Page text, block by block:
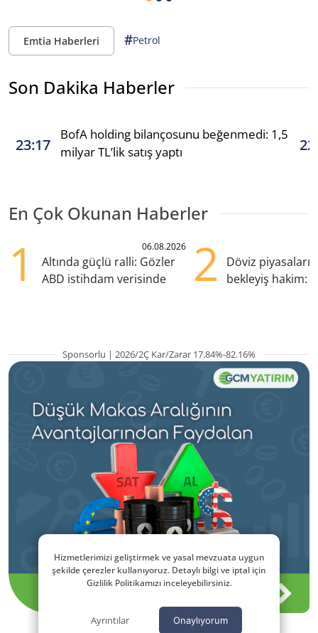
Emtia Haberleri #Petrol
Son Dakika Haberler
23:17
BofA holding bilançosunu beğenmedi: 1,5
milyar TL’lik satış yaptı
En Çok Okunan Haberler
1 06.08.2026
Altında güçlü ralli: Gözler
ABD istihdam verisinde
2
Döviz
bekleyiş hakim:
Sponsorlu | 2026/2Ç Kar/Zarar 17.84%-82.16%
Hizmetlerimizi geliştirmek ve yasal mevzuata uygun
şekilde çerezler kullanıyoruz. Detaylı bilgi ve iptal için
Gizlilik Politikamızı inceleyebilirsiniz.
Ayrıntılar Onaylıyorum